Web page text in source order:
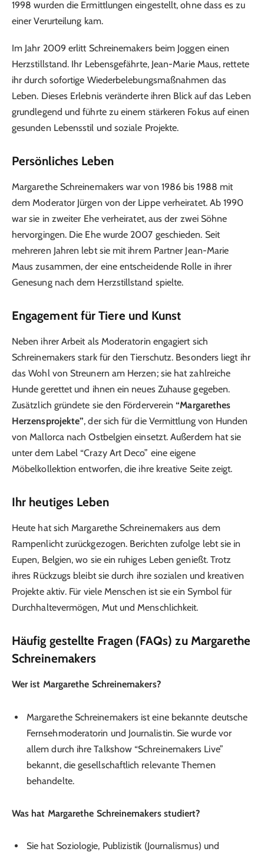
1998 wurden die Ermittlungen eingestellt, ohne dass es zu
einer Verurteilung kam.
Im Jahr 2009 erlitt Schreinemakers beim Joggen einen
Herzstillstand. Ihr Lebensgefährte, Jean-Marie Maus, rettete
ihr durch sofortige Wiederbelebungsmaßnahmen das
Leben. Dieses Erlebnis veränderte ihren Blick auf das Leben
grundlegend und führte zu einem stärkeren Fokus auf einen
gesunden Lebensstil und soziale Projekte.
Persönliches Leben
Margarethe Schreinemakers war von 1986 bis 1988 mit
dem Moderator Jürgen von der Lippe verheiratet. Ab 1990
war sie in zweiter Ehe verheiratet, aus der zwei Söhne
hervorgingen. Die Ehe wurde 2007 geschieden. Seit
mehreren Jahren lebt sie mit ihrem Partner Jean-Marie
Maus zusammen, der eine entscheidende Rolle in ihrer
Genesung nach dem Herzstillstand spielte.
Engagement für Tiere und Kunst
Neben ihrer Arbeit als Moderatorin engagiert sich
Schreinemakers stark für den Tierschutz. Besonders liegt ihr
das Wohl von Streunern am Herzen; sie hat zahlreiche
Hunde gerettet und ihnen ein neues Zuhause gegeben.
Zusätzlich gründete sie den Förderverein“Margarethes
Herzensprojekte”, der sich für die Vermittlung von Hunden
von Mallorca nach Ostbelgien einsetzt. Außerdem hat sie
unter dem Label “Crazy Art Deco” eine eigene
Möbelkollektion entworfen, die ihre kreative Seite zeigt.
Ihr heutiges Leben
Heute hat sich Margarethe Schreinemakers aus dem
Rampenlicht zurückgezogen. Berichten zufolge lebt sie in
Eupen, Belgien, wo sie ein ruhiges Leben genießt. Trotz
ihres Rückzugs bleibt sie durch ihre sozialen und kreativen
Projekte aktiv. Für viele Menschen ist sie ein Symbol für
Durchhaltevermögen, Mut und Menschlichkeit.
Häufig gestellte Fragen (FAQs) zu Margarethe
Schreinemakers
Wer ist Margarethe Schreinemakers?
Margarethe Schreinemakers ist eine bekannte deutsche
Fernsehmoderatorin und Journalistin. Sie wurde vor
allem durch ihre Talkshow “Schreinemakers Live”
bekannt, die gesellschaftlich relevante Themen
behandelte.
Was hat Margarethe Schreinemakers studiert?
Sie hat Soziologie, Publizistik (Journalismus) und